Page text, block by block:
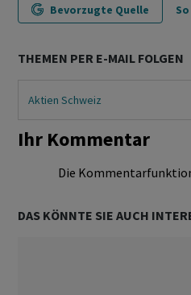
Bevorzugte Quelle
THEMEN PER E-MAIL FOLGEN
Aktien Schweiz
Ihr Kommentar
Die
DAS KÖNNTE SIE AUCH